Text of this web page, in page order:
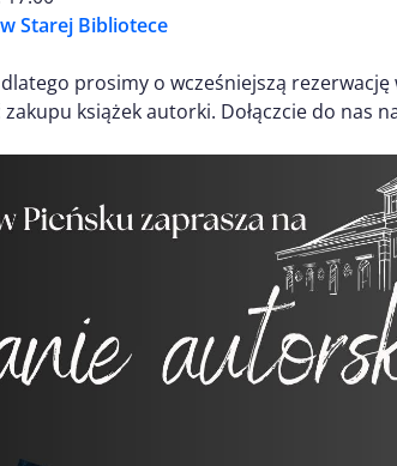
Starej Bibliotece
prosimy o wcześniejszą rezerwację
książek autorki. Dołączcie do nas